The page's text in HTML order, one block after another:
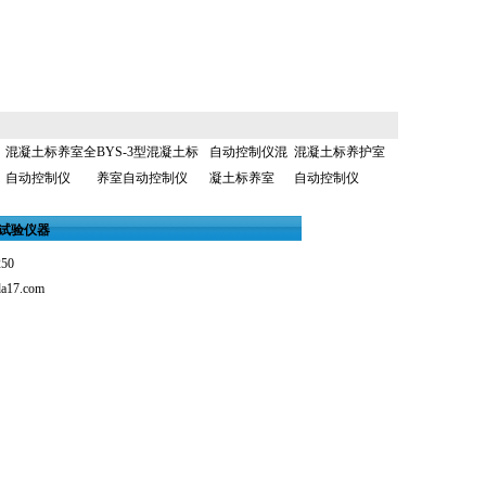
混凝土标养室全
自动控制仪
BYS-3型混凝土标
养室自动控制仪
自动控制仪混
凝土标养室
混凝土标养护室
自动控制仪
验仪器